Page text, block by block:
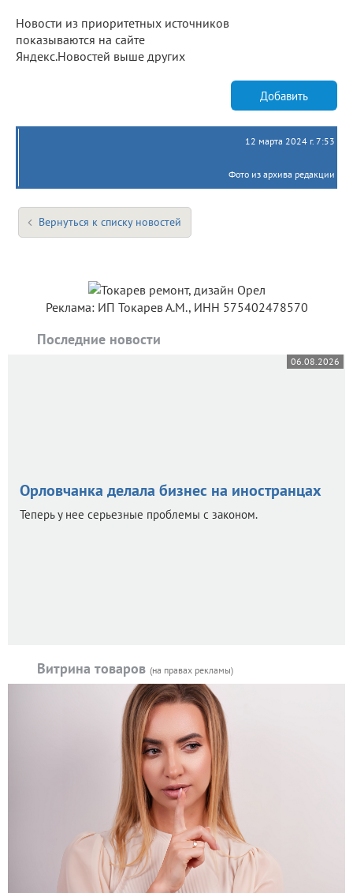
Новости из приоритетных источников
показываются на сайте
Яндекс.Новостей выше других
Добавить
12 марта 2024 г. 7:53
Фото из архива редакции
Вернуться к списку новостей
Реклама: ИП Токарев А.М., ИНН 575402478570
Последние новости
06.08.2026
Орловчанка делала бизнес на иностранцах
Теперь у нее серьезные проблемы с законом.
Витрина товаров (на правах рекламы)